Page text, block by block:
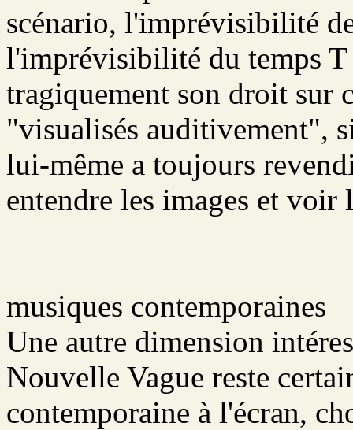
scénario, l'imprévisibilité
l'imprévisibilité du temps
tragiquement son droit sur
"visualisés auditivement",
lui-même a toujours
entendre les images et voir
musiques contemporaines
Une autre dimension
Nouvelle Vague reste
contemporaine à l'écran,